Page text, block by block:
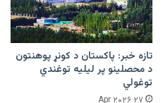
تازه خبر: پاکستان د کونړ پوهنتون
د محصلینو پر لیلیه توغندي
توغولي
۲۷ Apr ۲۰۲۶